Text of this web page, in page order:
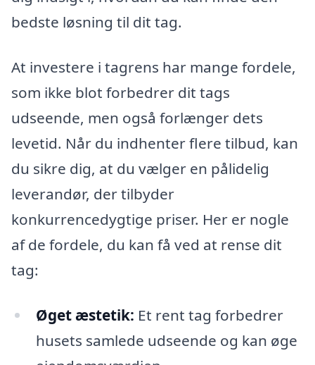
bedste løsning til dit tag.
At investere i tagrens har mange fordele,
som ikke blot forbedrer dit tags
udseende, men også forlænger dets
levetid. Når du indhenter flere tilbud, kan
du sikre dig, at du vælger en pålidelig
leverandør, der tilbyder
konkurrencedygtige priser. Her er nogle
af de fordele, du kan få ved at rense dit
tag:
Øget æstetik: Et rent tag forbedrer
husets samlede udseende og kan øge